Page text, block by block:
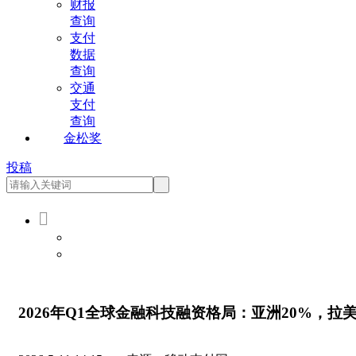
财报
查询
支付
数据
查询
交通
支付
查询
金松奖
投稿

2026年Q1全球金融科技融资格局：亚洲20%，拉